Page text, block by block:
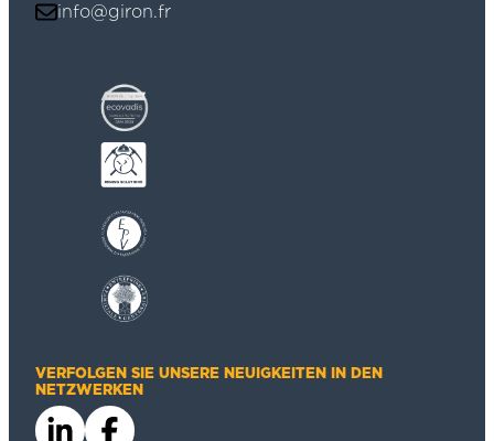
info@giron.fr
VERFOLGEN SIE UNSERE NEUIGKEITEN IN DEN
NETZWERKEN